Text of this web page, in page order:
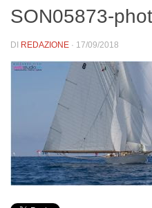
SON05873-
DI REDAZIONE · 17/09/2018